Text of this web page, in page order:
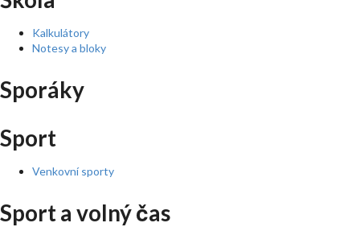
Kalkulátory
Notesy a bloky
Sporáky
Sport
Venkovní sporty
Sport a volný čas